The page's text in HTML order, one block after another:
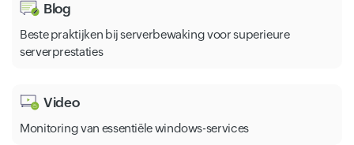
Blog
Beste praktijken bij serverbewaking voor superieure
serverprestaties
Video
Monitoring van essentiële windows-services